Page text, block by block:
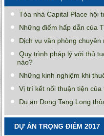
Tòa nhà Capital Place hội
Những điểm hấp dẫn của
Dịch vụ văn phòng chuyên
Quy trình pháp lý với thủ
nào?
Những kinh nghiệm khi
Vị trí kết nối thuận tiện
Du an Dong Tang Long
DỰ ÁN TRỌNG ĐIỂM 2017